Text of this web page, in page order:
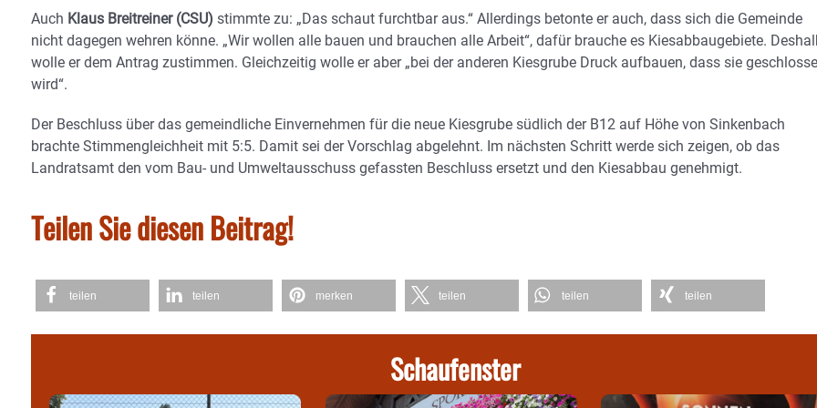
Auch Klaus Breitreiner (CSU) stimmte zu: „Das schaut furchtbar aus.“ Allerdings betonte er auch, dass sich die Gemeinde
nicht dagegen wehren könne. „Wir wollen alle bauen und brauchen alle Arbeit“, dafür brauche es Kiesabbaugebiete.
wolle er dem Antrag zustimmen. Gleichzeitig wolle er aber „bei der anderen Kiesgrube Druck aufbauen, dass sie
wird“.
Der Beschluss über das gemeindliche Einvernehmen für die neue Kiesgrube südlich der B12 auf Höhe von Sinkenbach
brachte Stimmengleichheit mit 5:5. Damit sei der Vorschlag abgelehnt. Im nächsten Schritt werde sich zeigen, ob das
Landratsamt den vom Bau- und Umweltausschuss gefassten Beschluss ersetzt und den Kiesabbau genehmigt.
Teilen Sie diesen Beitrag!
teilen teilen merken teilen teilen teilen
Schaufenster